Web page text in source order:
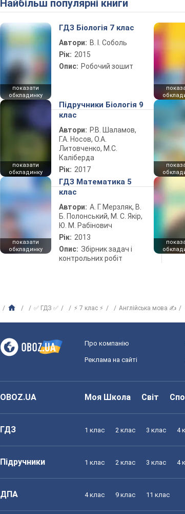
Найбільш популярні книги
показати
обкладинку
ГДЗ Біологія 7 клас
Автори: В. І. Соболь
Рік: 2015
Опис: Робочий зошит
показати
обкладинку
Підручники Біологія 9
клас
Автори: Р.В. Шаламов,
Г.А. Носов, О.А.
Литовченко, М.С.
Каліберда
Рік: 2017
показати
обкладинку
ГДЗ Математика 5
клас
Автори: А. Г. Мерзляк, В.
Б. Полонський, М. С. Якір,
Ю. М. Рабінович
Рік: 2013
Опис: Збірник задач і
контрольних робіт
✅ ГДЗ ✅ ⚡ 7 клас ⚡ Англійська мова ✍
Про компанію
Реклама на сайті
OBOZ.UA Моя Школа Світ
ГДЗ 1 клас 2 клас 3 клас 4
Підручники 1 клас 2 клас 3 клас 4
ДПА 4 клас 9 клас 11 клас